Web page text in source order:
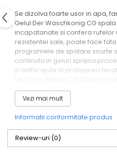
Se dizolva foarte usor in apa,
Gelul Der Waschkonig CG
incapatanate si confera rufelor
rezistentei sale, poate face
programele de spalare scurte
continuta in geluri sprijina
si astfel ajuta la protejarea
care protejeaza componentele
coroziunii si a scalarii.
Produs original Germania.
gradul de murdarie si de
valabilitate: 36 luni de la data
Vezi mai mult
Informatii conformitate produs
Review-uri (0)